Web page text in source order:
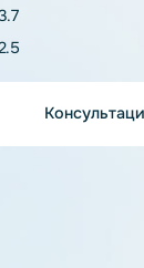
2.5